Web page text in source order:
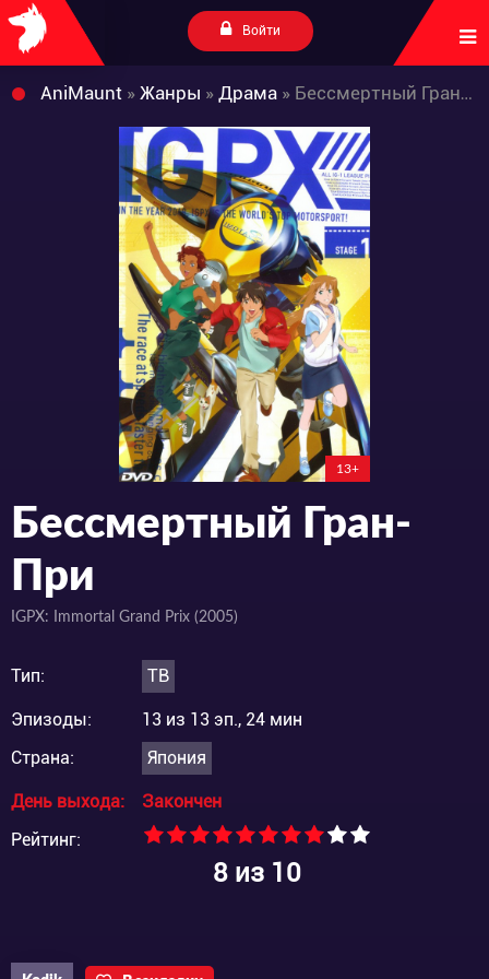
Войти
AniMaunt » Жанры » Драма » Бессмертный Гран-При
13+
Бессмертный Гран-
При
IGPX: Immortal Grand Prix (2005)
Тип: ТВ
Эпизоды:
13 из 13 эп., 24 мин
Страна:
Япония
День выхода:
Закончен
Рейтинг:
8из 10